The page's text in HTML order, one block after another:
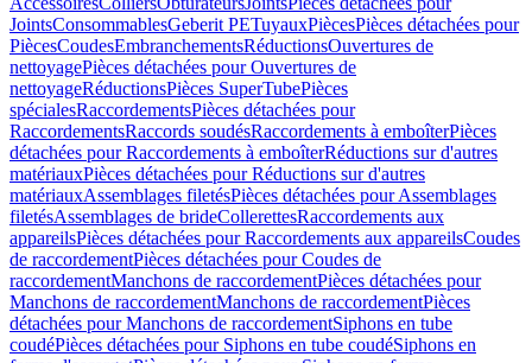
JointsConsommablesGeberit PETuyauxPiècesPièces détachées pour
PiècesCoudesEmbranchementsRéductionsOuvertures de
nettoyagePièces détachées pour Ouvertures de
nettoyageRéductionsPièces SuperTubePièces
spécialesRaccordementsPièces détachées pour
RaccordementsRaccords soudésRaccordements à emboîterPièces
détachées pour Raccordements à emboîterRéductions sur d'autres
matériauxPièces détachées pour Réductions sur d'autres
matériauxAssemblages filetésPièces détachées pour Assemblages
filetésAssemblages de brideCollerettesRaccordements aux
appareilsPièces détachées pour Raccordements aux appareilsCoudes
de raccordementPièces détachées pour Coudes de
raccordementManchons de raccordementPièces détachées pour
Manchons de raccordementManchons de raccordementPièces
détachées pour Manchons de raccordementSiphons en tube
coudéPièces détachées pour Siphons en tube coudéSiphons en